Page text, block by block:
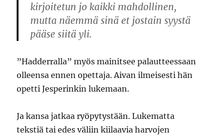
kirjoitetun jo kaikki mahdollinen,
mutta näemmä sinä et jostain syystä
pääse siitä yli.
”Hadderralla” myös mainitsee palautteessaan
olleensa ennen opettaja. Aivan ilmeisesti hän
opetti Jesperinkin lukemaan.
Ja kansa jatkaa ryöpytystään. Lukematta
tekstiä tai edes väliin kiilaavia harvojen